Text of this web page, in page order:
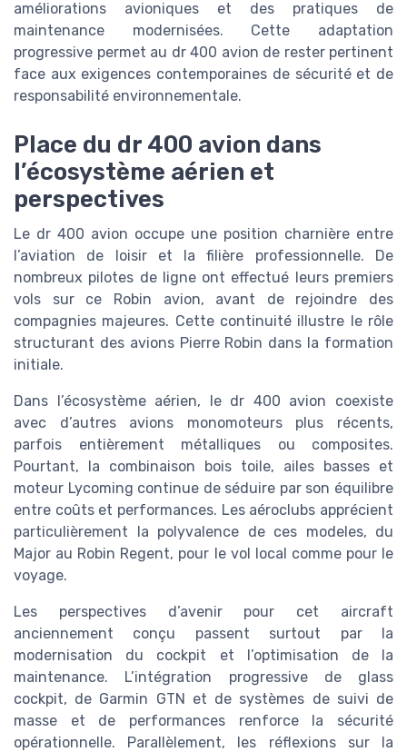
améliorations avioniques et des pratiques de
maintenance modernisées. Cette adaptation
progressive permet au dr 400 avion de rester pertinent
face aux exigences contemporaines de sécurité et de
responsabilité environnementale.
Place du dr 400 avion dans
l’écosystème aérien et
perspectives
Le dr 400 avion occupe une position charnière entre
l’aviation de loisir et la filière professionnelle. De
nombreux pilotes de ligne ont effectué leurs premiers
vols sur ce Robin avion, avant de rejoindre des
compagnies majeures. Cette continuité illustre le rôle
structurant des avions Pierre Robin dans la formation
initiale.
Dans l’écosystème aérien, le dr 400 avion coexiste
avec d’autres avions monomoteurs plus récents,
parfois entièrement métalliques ou composites.
Pourtant, la combinaison bois toile, ailes basses et
moteur Lycoming continue de séduire par son équilibre
entre coûts et performances. Les aéroclubs apprécient
particulièrement la polyvalence de ces modeles, du
Major au Robin Regent, pour le vol local comme pour le
voyage.
Les perspectives d’avenir pour cet aircraft
anciennement conçu passent surtout par la
modernisation du cockpit et l’optimisation de la
maintenance. L’intégration progressive de glass
cockpit, de Garmin GTN et de systèmes de suivi de
masse et de performances renforce la sécurité
opérationnelle. Parallèlement, les réflexions sur la